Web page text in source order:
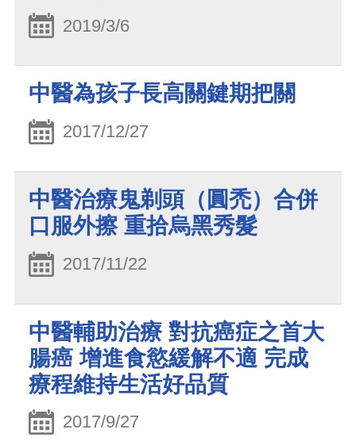
2019/3/6
中醫為孩子長高關鍵期把關
2017/12/27
中醫治療鬼剃頭（圓禿）合併
口服外擦 重拾烏黑秀髮
2017/11/22
中醫輔助治療 對抗癌症之首大
腸癌 增進食慾緩解不適 完成
療程維持生活好品質
2017/9/27